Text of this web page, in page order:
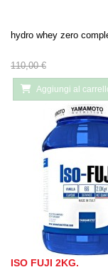
hydro whey zero
110,00 €
Aggiungi al
ISO FUJI 2KG.